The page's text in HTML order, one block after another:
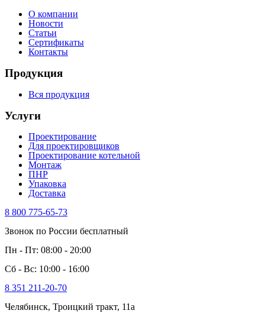
О компании
Новости
Статьи
Сертификаты
Контакты
Продукция
Вся продукция
Услуги
Проектирование
Для проектировщиков
Проектирование котельной
Монтаж
ПНР
Упаковка
Доставка
8 800 775-65-73
Звонок по России бесплатный
Пн - Пт: 08:00 - 20:00
Сб - Вс: 10:00 - 16:00
8 351 211-20-70
Челябинск, Троицкий тракт, 11а